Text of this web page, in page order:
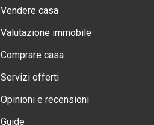
Vendere casa
Valutazione immobile
Comprare casa
Servizi offerti
Opinioni e recensioni
Guide